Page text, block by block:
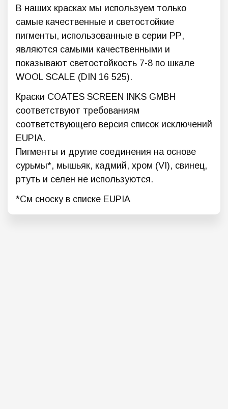
В наших красках мы используем только
самые качественные и светостойкие
пигменты, использованные в серии РР,
являются самыми качественными и
показывают светостойкость 7-8 по шкале
WOOL SCALE (DIN 16 525).
Краски COATES SCREEN INKS GMBH
соответствуют требованиям
соответствующего версия список исключений
EUPIA.
Пигменты и другие соединения на основе
сурьмы*, мышьяк, кадмий, хром (VI), свинец,
ртуть и селен не используются.
*См сноску в списке EUPIA